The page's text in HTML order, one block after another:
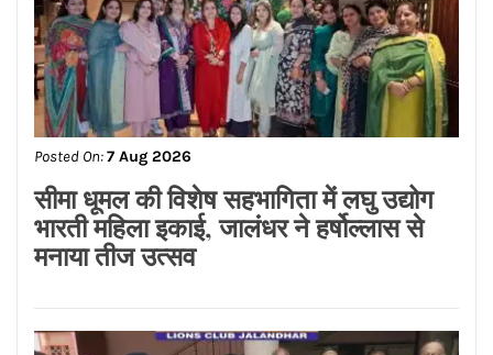
Posted On:7 Aug 2026
सीमा धूमल की विशेष सहभागिता में लघु उद्योग
भारती महिला इकाई, जालंधर ने हर्षोल्लास से
मनाया तीज उत्सव